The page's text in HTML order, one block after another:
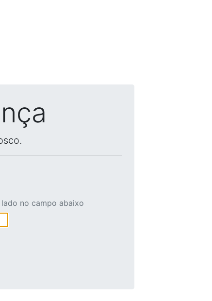
no campo abaixo